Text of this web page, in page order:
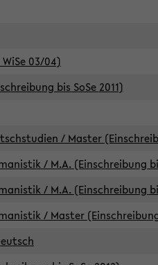
03/04)
bis SoSe 2011)
/ Master
/ M.A. (Einschreibung
/ M.A. (Einschreibung
/ Master (Einschreibung